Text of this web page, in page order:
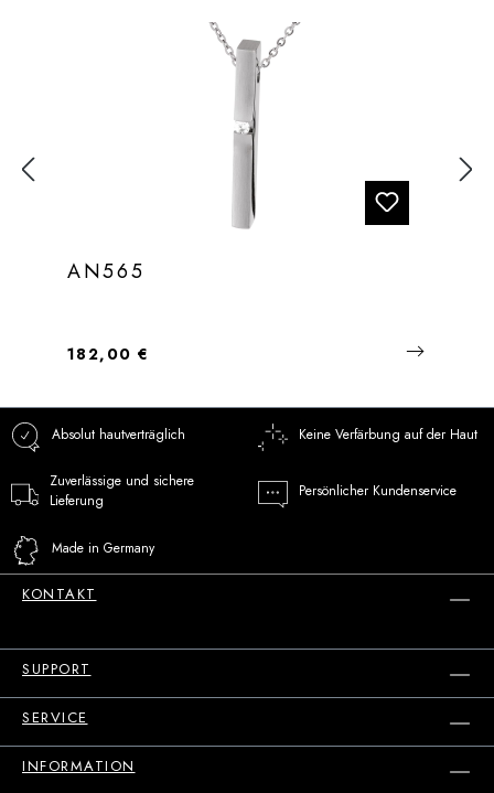
AN565
Regulärer Preis:
182,00 €
Absolut hautverträglich Keine Verfärbung auf der Haut
Zuverlässige und sichere
Lieferung
Persönlicher Kundenservice
Made in Germany
KONTAKT
SUPPORT
SERVICE
INFORMATION